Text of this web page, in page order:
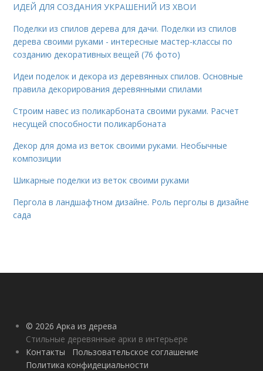
ИДЕЙ ДЛЯ СОЗДАНИЯ УКРАШЕНИЙ ИЗ ХВОИ
Поделки из спилов дерева для дачи. Поделки из спилов
дерева своими руками - интересные мастер-классы по
созданию декоративных вещей (76 фото)
Идеи поделок и декора из деревянных спилов. Основные
правила декорирования деревянными спилами
Строим навес из поликарбоната своими руками. Расчет
несущей способности поликарбоната
Декор для дома из веток своими руками. Необычные
композиции
Шикарные поделки из веток своими руками
Пергола в ландшафтном дизайне. Роль перголы в дизайне
сада
© 2026 Арка из дерева
Стильные деревянные арки в интерьере
Контакты
Пользовательское соглашение
Политика конфидециальности